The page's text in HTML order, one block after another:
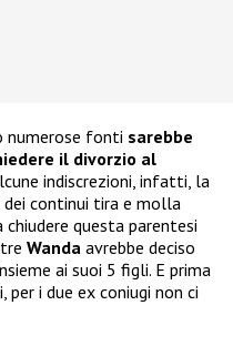
numerose fonti sarebbe
il divorzio al
indiscrezioni, infatti, la
continui tira e molla
questa parentesi
Wanda avrebbe deciso
ai suoi 5 figli. E prima
i due ex coniugi non ci